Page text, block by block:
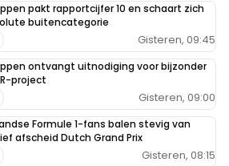
pakt rapportcijfer 10 en schaart zich
buitencategorie
Gisteren, 09:45
ontvangt uitnodiging voor bijzonder
project
Gisteren, 09:00
Formule 1-fans balen stevig van
afscheid Dutch Grand Prix
Gisteren, 08:15